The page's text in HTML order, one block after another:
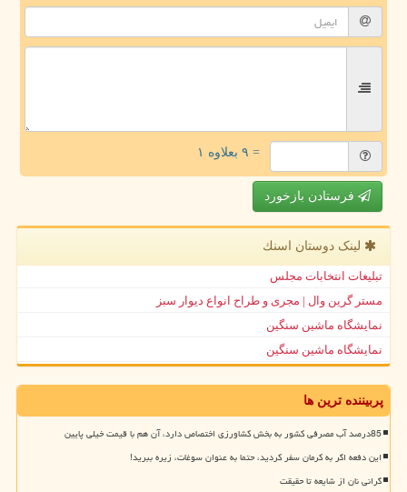
= ۹ بعلاوه ۱
فرستادن بازخورد
لینک دوستان اسنك
تبلیغات انتخابات مجلس
مستر گرین وال | مجری و طراح انواع دیوار سبز
نمایشگاه ماشین سنگین
نمایشگاه ماشین سنگین
پربیننده ترین ها
85درصد آب مصرفی کشور به بخش کشاورزی اختصاص دارد، آن هم با قیمت خیلی پایین
این دفعه اگر به کرمان سفر کردید، حتما به عنوان سوغات، زیره ببرید!
گرانی نان از شایعه تا حقیقت